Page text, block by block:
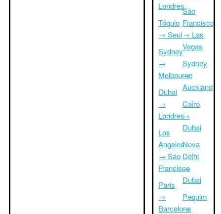
Londres
Tóquio
→ Seul
Sydney
→
Melbourne
Dubai
→
Londres
Los
Angeles
→ São
Francisco
Paris
→
Barcelona
São
Francisco
→ Las
Vegas
Sydney
→
Auckland
Cairo
→
Dubai
Nova
Délhi
→
Dubai
Pequim
→